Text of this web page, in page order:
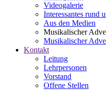
Videogalerie
Interessantes rund
Aus den Medien
Musikalischer
Musikalischer
Kontakt
Leitung
Lehrpersonen
Vorstand
Offene Stellen